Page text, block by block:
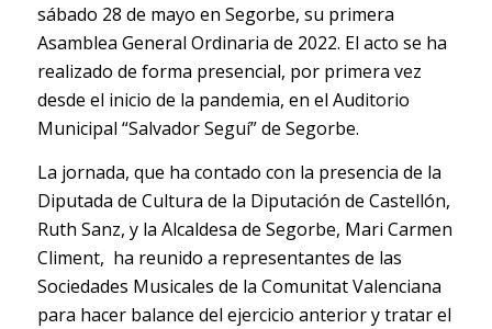
sábado 28 de mayo en Segorbe, su primera
Asamblea General Ordinaria de 2022. El acto se ha
realizado de forma presencial, por primera vez
desde el inicio de la pandemia, en el Auditorio
Municipal “Salvador Seguí” de Segorbe.
La jornada, que ha contado con la presencia de la
Diputada de Cultura de la Diputación de Castellón,
Ruth Sanz, y la Alcaldesa de Segorbe, Mari Carmen
Climent, ha reunido a representantes de las
Sociedades Musicales de la Comunitat Valenciana
para hacer balance del ejercicio anterior y tratar el